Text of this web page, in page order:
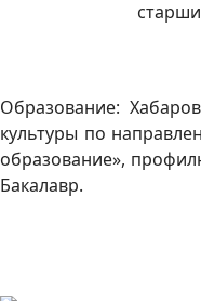
Образование:
культуры по
образование»,
Бакалавр.